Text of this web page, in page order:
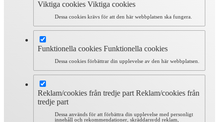
Viktiga cookies Viktiga cookies
Dessa cookies krävs för att den här webbplatsen ska fungera.
Funktionella cookies Funktionella cookies
Dessa cookies förbättrar din upplevelse av den här webbplatsen.
Reklam/cookies från tredje part Reklam/cookies från
tredje part
Dessa används för att förbättra din upplevelse med personligt
innehåll och rekommendationer, skräddarsydd reklam,